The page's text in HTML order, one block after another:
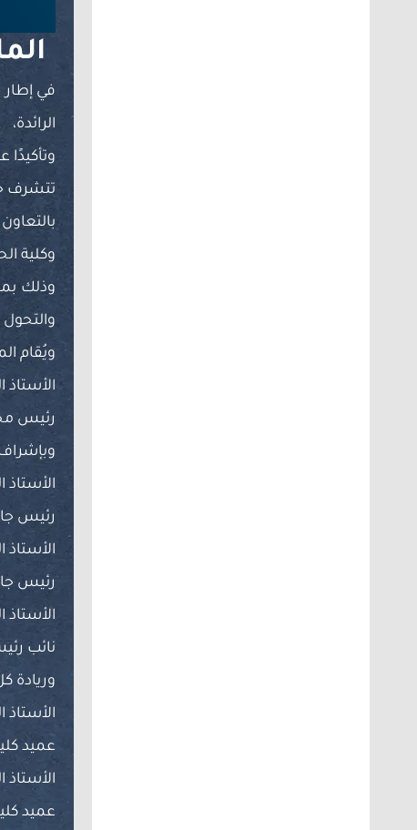
في إطار
الرائدة،
تتشرف
وكلية
وذلك
والتحول
ويُقام
الأستاذ
رئيس
الأستاذ
رئيس
الأستاذ
رئيس
الأستاذ
نائب
وريادة
عميد
الأستاذ
عميد